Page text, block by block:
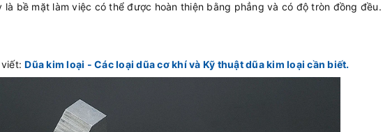
là bề mặt làm việc có thể được hoàn thiện bằng phẳng và có độ tròn đồng
viết:Dũa kim loại - Các loại dũa cơ khí và Kỹ thuật dũa kim loại cần biết.